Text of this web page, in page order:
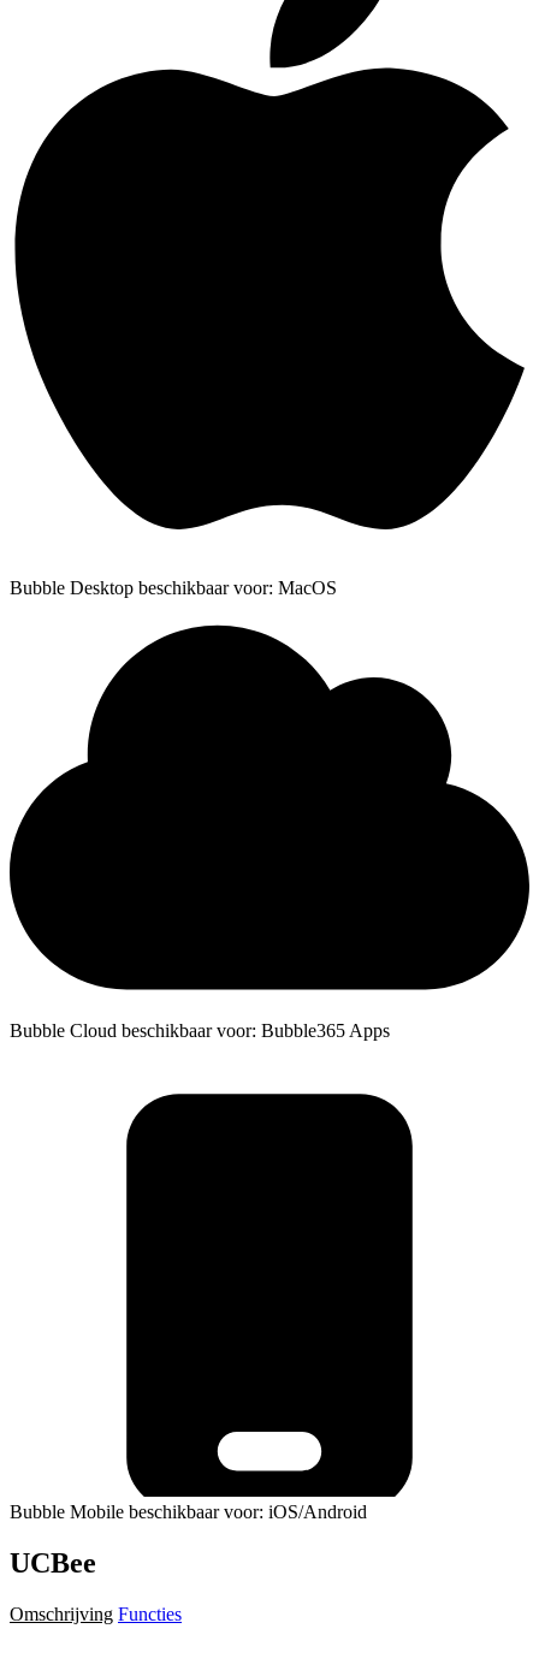
Bubble Desktop beschikbaar voor: MacOS
Bubble Cloud beschikbaar voor: Bubble365 Apps
Bubble Mobile beschikbaar voor: iOS/Android
UCBee
Omschrijving Functies